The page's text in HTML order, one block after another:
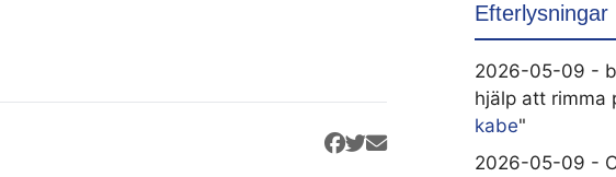
Efterlysningar
2026-05-09 -
hjälp att rimma
kabe"
2026-05-09 -